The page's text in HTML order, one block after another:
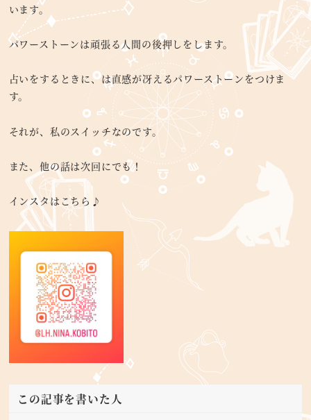
います。
パワーストーンは頑張る人間の後押しをします。
占いをするときに、は直感が冴えるパワーストーンをつけま
す。
それが、私のスイッチなのです。
また、他の話は次回にでも！
インスタはこちら♪
この記事を書いた人